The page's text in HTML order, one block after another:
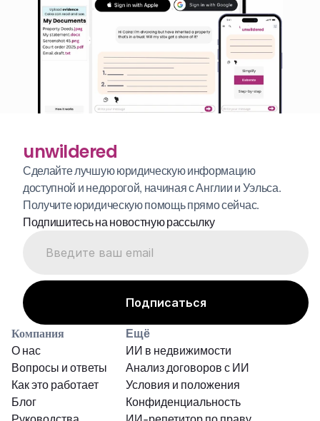
unwildered
Сделайте лучшую юридическую информацию
доступной и недорогой, начиная с Англии и Уэльса.
Получите юридическую помощь прямо сейчас.
Подпишитесь на новостную рассылку
Компания
О нас
Вопросы и ответы
Как это работает
Блог
Ещё
Условия и положения
Анализ договоров с ИИ
Конфиденциальность
ИИ в недвижимости